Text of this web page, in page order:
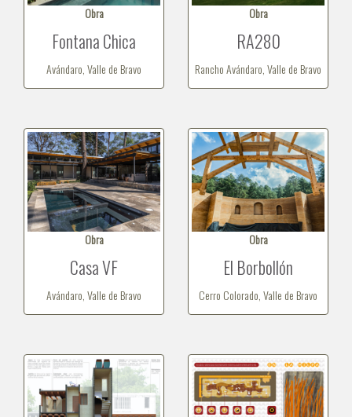
Obra
Fontana Chica
Avándaro, Valle de Bravo
Obra
RA280
Rancho Avándaro, Valle de Bravo
Obra
Casa VF
Avándaro, Valle de Bravo
Obra
El Borbollón
Cerro Colorado, Valle de Bravo